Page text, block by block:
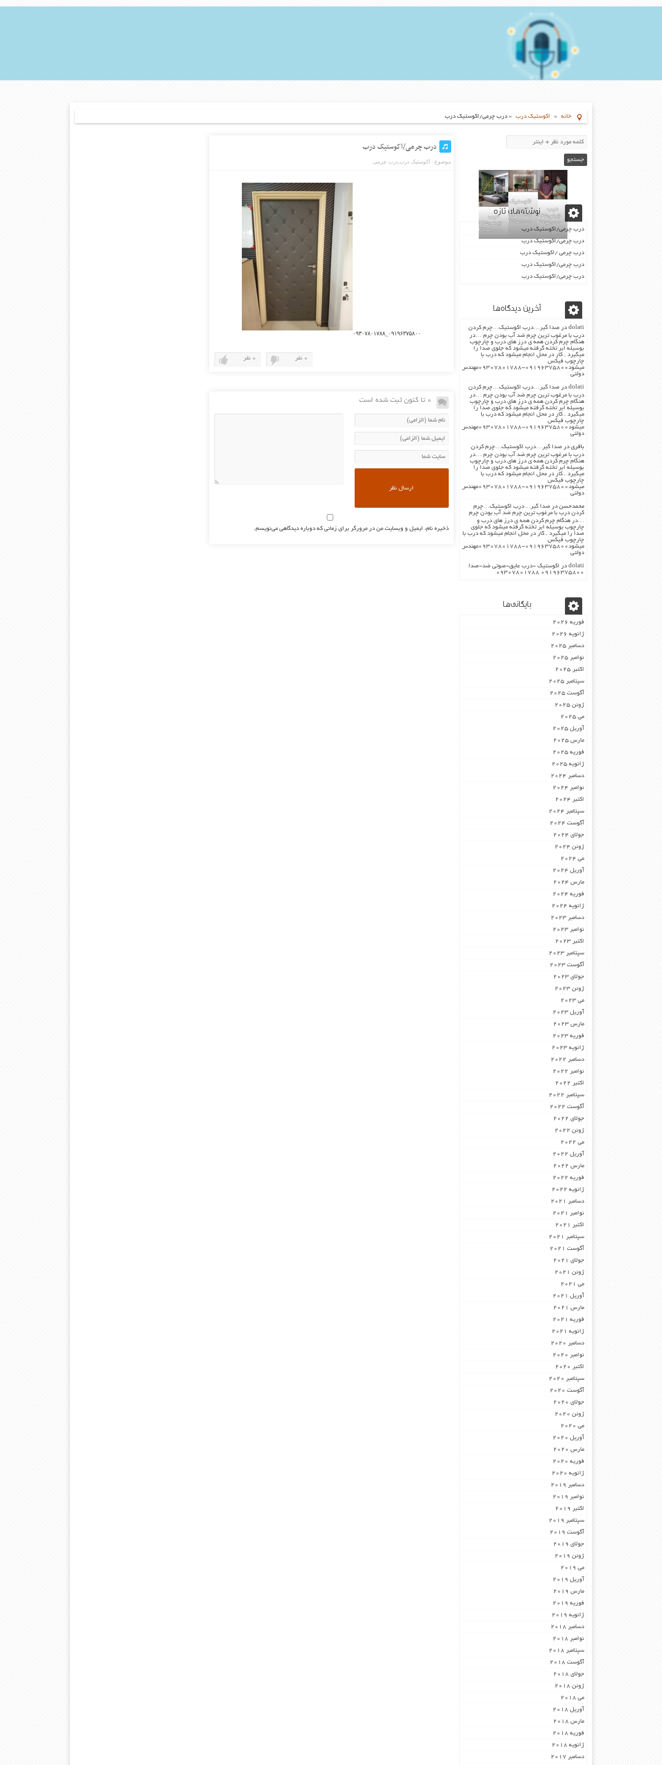
خانه » اکوستیک درب » درب چرمی/اکوستیک درب
درب چرمی/اکوستیک درب
موضوع : اکوستیک درب درب چرمی
۰۹۱۹۶۳۷۵۸۰۰_۰۹۳۰۷۸۰۱۷۸۸
0 نفر 0 نفر
0 تا کنون ثبت شده است
ذخیره نام، ایمیل و وبسایت من در مرورگر برای زمانی که دوباره دیدگاهی می‌نویسم.
درب
چرمی02155969245-
09196375800
اکوستیک
درب
02155969245-
09196375800
درب
09196375800
نوشته‌های تازه
درب چرمی/اکوستیک درب
درب چرمی/اکوستیک درب
درب چرمی /اکوستیک درب
درب چرمی/اکوستیک درب
درب چرمی/اکوستیک درب
آخرین دیدگاه‌ها
dolati در صدا گیر…درب اکوستیک…چرم کردن
درب با مرغوب ترین چرم ضد آب بودن چرم …در
هنگام چرم کردن همه ی درز های درب و چارچوب
بوسیله ابر تخته گرفته میشود که جلوی صدا را
میگیرد . کار در محل انجام میشود که درب با
چارچوب فیکس
میشود۰۹۱۹۶۳۷۵۸۰۰-۰۹۳۰۷۸۰۱۷۸۸مهندس
دولتی
dolati در صدا گیر…درب اکوستیک…چرم کردن
درب با مرغوب ترین چرم ضد آب بودن چرم …در
هنگام چرم کردن همه ی درز های درب و چارچوب
بوسیله ابر تخته گرفته میشود که جلوی صدا را
میگیرد . کار در محل انجام میشود که درب با
چارچوب فیکس
میشود۰۹۱۹۶۳۷۵۸۰۰-۰۹۳۰۷۸۰۱۷۸۸مهندس
دولتی
باقری در صدا گیر…درب اکوستیک…چرم کردن
درب با مرغوب ترین چرم ضد آب بودن چرم …در
هنگام چرم کردن همه ی درز های درب و چارچوب
بوسیله ابر تخته گرفته میشود که جلوی صدا را
میگیرد . کار در محل انجام میشود که درب با
چارچوب فیکس
میشود۰۹۱۹۶۳۷۵۸۰۰-۰۹۳۰۷۸۰۱۷۸۸مهندس
دولتی
محمدحسن در صدا گیر…درب اکوستیک…چرم
کردن درب با مرغوب ترین چرم ضد آب بودن چرم
…در هنگام چرم کردن همه ی درز های درب و
چارچوب بوسیله ابر تخته گرفته میشود که جلوی
صدا را میگیرد . کار در محل انجام میشود که درب با
چارچوب فیکس
میشود۰۹۱۹۶۳۷۵۸۰۰-۰۹۳۰۷۸۰۱۷۸۸مهندس
دولتی
dolati در اکوستیک -درب عایق-صوتی ضد-صدا
۰۹۱۹۶۳۷۵۸۰۰ ۰۹۳۰۷۸۰۱۷۸۸
بایگانی‌ها
فوریه 2026
ژانویه 2026
دسامبر 2025
نوامبر 2025
اکتبر 2025
سپتامبر 2025
آگوست 2025
ژوئن 2025
می 2025
آوریل 2025
مارس 2025
فوریه 2025
ژانویه 2025
دسامبر 2024
نوامبر 2024
اکتبر 2024
سپتامبر 2024
آگوست 2024
جولای 2024
ژوئن 2024
می 2024
آوریل 2024
مارس 2024
فوریه 2024
ژانویه 2024
دسامبر 2023
نوامبر 2023
اکتبر 2023
سپتامبر 2023
آگوست 2023
جولای 2023
ژوئن 2023
می 2023
آوریل 2023
مارس 2023
فوریه 2023
ژانویه 2023
دسامبر 2022
نوامبر 2022
اکتبر 2022
سپتامبر 2022
آگوست 2022
جولای 2022
ژوئن 2022
می 2022
آوریل 2022
مارس 2022
فوریه 2022
ژانویه 2022
دسامبر 2021
نوامبر 2021
اکتبر 2021
سپتامبر 2021
آگوست 2021
جولای 2021
ژوئن 2021
می 2021
آوریل 2021
مارس 2021
فوریه 2021
ژانویه 2021
دسامبر 2020
نوامبر 2020
اکتبر 2020
سپتامبر 2020
آگوست 2020
جولای 2020
ژوئن 2020
می 2020
آوریل 2020
مارس 2020
فوریه 2020
ژانویه 2020
دسامبر 2019
نوامبر 2019
اکتبر 2019
سپتامبر 2019
آگوست 2019
جولای 2019
ژوئن 2019
می 2019
آوریل 2019
مارس 2019
فوریه 2019
ژانویه 2019
دسامبر 2018
نوامبر 2018
سپتامبر 2018
آگوست 2018
جولای 2018
ژوئن 2018
می 2018
آوریل 2018
مارس 2018
فوریه 2018
ژانویه 2018
دسامبر 2017